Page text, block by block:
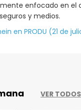
enfocado en el
y medios.
en PRODU (21 de
VER TODOS